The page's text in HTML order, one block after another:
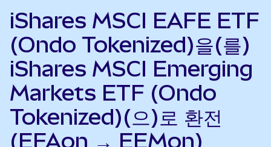
iShares MSCI EAFE ETF
(Ondo Tokenized)을(를)
iShares MSCI Emerging
Markets ETF (Ondo
Tokenized)(으)로 환전
(EFAon → EEMon)